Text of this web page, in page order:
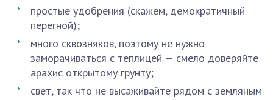
простые удобрения (скажем, демократичный
перегной);
много сквозняков, поэтому не нужно
заморачиваться с теплицей — смело доверяйте
арахис открытому грунту;
свет, так что не высаживайте рядом с земляным